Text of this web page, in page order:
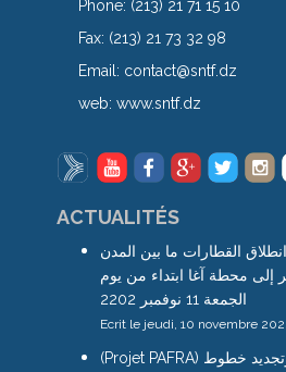
Phone: (213) 21 71 15 10
Fax: (213) 21 73 32 98
Email: contact@sntf.dz
web:www.sntf.dz
ACTUALITÉS
القطارات ما بين المدن
إلى محطة آغا ابتداء من يوم
الجمعة 11 نوفمبر 2202
Ecrit le jeudi, 10 novembre
(Projet PAFRA) أشغال برنامج تهيئة وتجديد خطوط